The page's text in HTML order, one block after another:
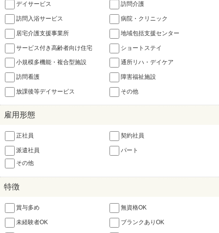
デイサービス 訪問介護
訪問入浴サービス 病院・クリニック
居宅介護支援事業所 地域包括支援センター
サービス付き高齢者向け住宅 ショートステイ
小規模多機能・複合型施設 通所リハ・デイケア
訪問看護 障害福祉施設
放課後等デイサービス その他
雇用形態
正社員 契約社員
派遣社員
パート
その他
特徴
賞与多め 無資格OK
未経験者OK ブランクありOK